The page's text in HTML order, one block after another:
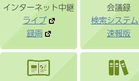
インターネット中継
ライブ
録画
会議録
検索システム
速報版